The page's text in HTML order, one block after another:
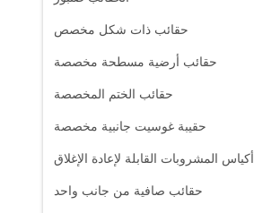
حقائب ذات شكل مخصص
حقائب أرضية مسطحة مخصصة
حقائب الختم المخصصة
حقيبة غوسيت جانبية مخصصة
أكياس المشروبات القابلة لإعادة الإغلاق
حقائب صافية من جانب واحد